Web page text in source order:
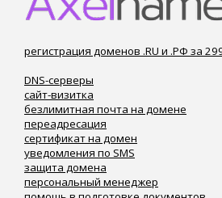
регистрация доменов .RU и .РФ за
DNS-серверы
сайт-визитка
безлимитная почта на домене
переадресация
сертификат на домен
уведомления по SMS
защита домена
персональный менеджер